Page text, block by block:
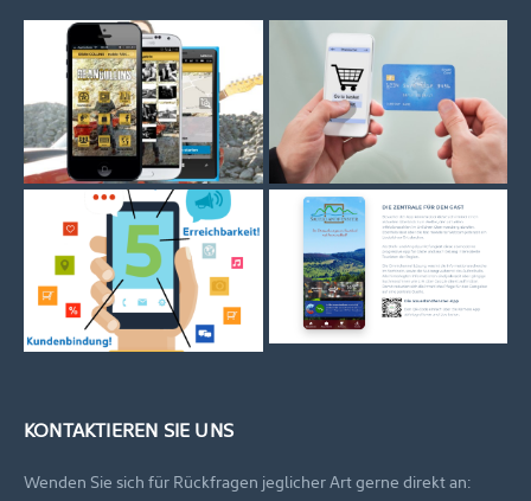
KONTAKTIEREN SIE UNS
Wenden Sie sich für Rückfragen jeglicher Art gerne direkt an: